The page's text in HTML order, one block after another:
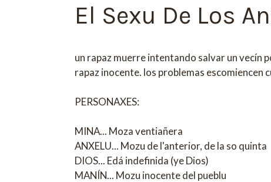
El Sexu De Los
un rapaz muerre intentando salvar un vecín
rapaz inocente. los problemas escomiencen
PERSONAXES:
MINA... Moza ventiañera
ANXELU... Mozu de l'anterior, de la so quinta
DIOS... Edá indefinida (ye Dios)
MANÍN... Mozu inocente del pueblu